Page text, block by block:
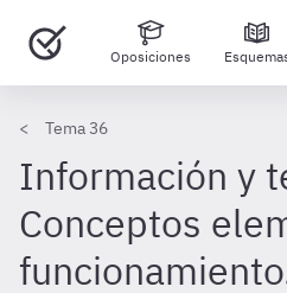
Oposiciones
Tema 36
Información y
Conceptos